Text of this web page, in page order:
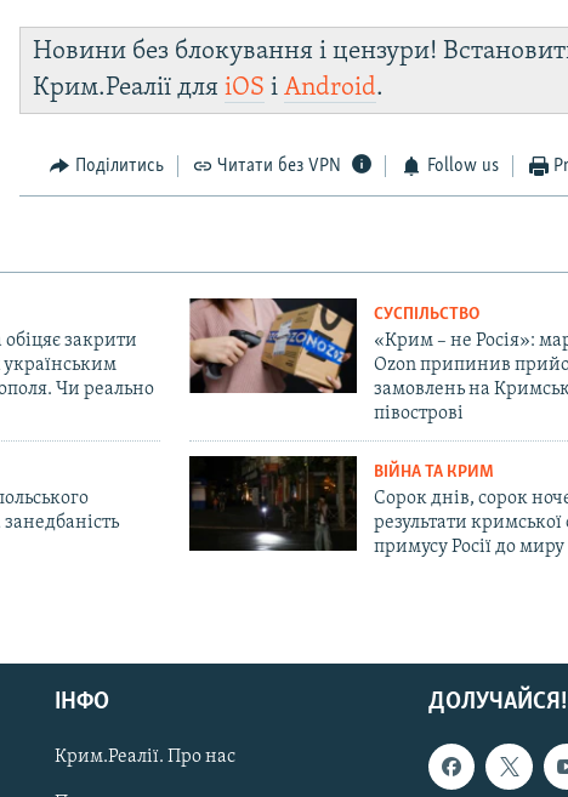
Новини без блокування і цензури!
Крим.Реалії дляiOS іAndroid.
Поділитись Читати без VPN Follow us
обіцяє закрити
Чи реально
СУСПІЛЬСТВО
«Крим – не Росія»:
Ozon припинив
замовлень на
півострові
ВІЙНА ТА КРИМ
Сорок днів, сорок
результати кримської
примусу Росії до миру
ДОЛУЧАЙСЯ!
ІНФО
Крим.Реалії. Про нас